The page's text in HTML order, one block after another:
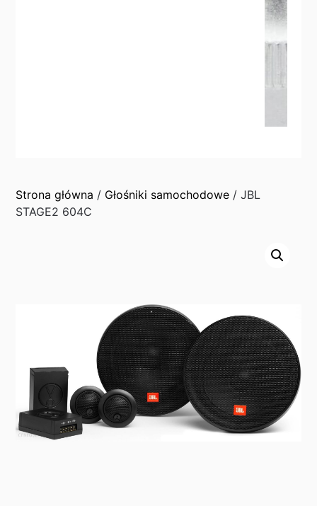
Strona główna / Głośniki samochodowe / JBL
STAGE2 604C